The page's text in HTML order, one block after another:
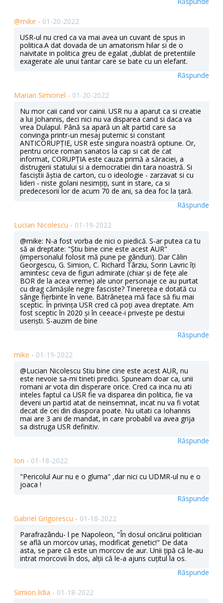
@mike - 01-20-2022
USR-ul nu cred ca va mai avea un cuvant de spus in
politica.A dat dovada de un amatorism hilar si de o
naivitate in politica greu de egalat ,dublat de pretentiile
exagerate ale unui tantar care se bate cu un elefant.
Răspunde
Marian Simionel - 01-20-2022
Nu mor caii cand vor cainii. USR nu a aparut ca si creatie
a lui Johannis, deci nici nu va disparea cand si daca va
vrea Dulapul. Până sa apară un alt partid care sa
convinga printr-un mesaj puternic si constant
ANTICORUPȚIE, USR este singura noastră optiune. Or,
pentru orice roman sanatos la cap si cat de cat
informat, CORUPȚIA este cauza primă a săraciei, a
distrugerii statului si a democratiei din tara noastră. Si
fasciștii ăștia de carton, cu o ideologie - zarzavat si cu
lideri - niste golani nesimțiți, sunt in stare, ca si
predecesorii lor de acum 70 de ani, sa dea foc la țară.
Răspunde
Lucian Nicolescu - 01-19-2022
@mike: N-a fost vorba de nici o piedică. S-ar putea ca tu
să ai dreptate: "Știu bine cine este acest AUR"
(impersonalul folosit mă pune pe gânduri). Dar Călin
Georgescu, G. Simion, C. Richard Târziu, Sorin Lavric îți
amintesc ceva de figuri admirate (chiar și de fețe ale
BOR de la acea vreme) ale unor personaje ce au purtat
cu drag cămășile negre fasciste? Tinerețea e dotată cu
sânge fierbinte în vene. Bătrânețea mă face să fiu mai
sceptic. În privința USR cred că poți avea dreptate. Am
fost sceptic în 2020 și în ceeace-i privește pe destui
useriști. S-auzim de bine
Răspunde
mike - 01-19-2022
@Lucian Nicolescu Stiu bine cine este acest AUR, nu
este nevoie sa-mi tineti predici. Spuneam doar ca, unii
romani ar vota din disperare orice. Cred ca inca nu ati
inteles faptul ca USR fie va disparea din politica, fie va
deveni un partid atat de neinsemnat, incat nu va fi votat
decat de cei din diaspora poate. Nu uitati ca Iohannis
mai are 3 ani de mandat, in care probabil va avea grija
sa distruga USR definitiv.
Răspunde
Ion - 01-18-2022
"Pericolul Aur nu e o gluma" ,dar nici cu UDMR-ul nu e o
joaca !
Răspunde
Gabriel Grigorescu - 01-18-2022
Parafrazându- l pe Napoleon, "În dosul oricărui politician
se află un morcov uriaș, modificat genetic!" De data
asta, se pare că este un morcov de aur. Unii țipă că le-au
intrat morcovii în dos, alții că le-a ajuns cuțitul la os.
Răspunde
Simion lidia - 01-18-2022